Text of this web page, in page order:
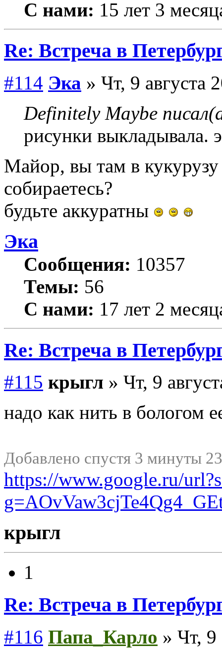
С нами: 15 лет 3
Re: Встреча в
#114 Эка » Чт, 9 августа
Definitely Maybe
рисунки выкладывала.
Майор, вы там в
собираетесь?
будьте аккуратны
Эка
Сообщения: 10357
Темы: 56
С нами: 17 лет 2
Re: Встреча в
#115 крыгл » Чт, 9
надо как нить в бологом
Добавлено спустя 3 минуты
https://www.google.ru/
крыгл
1
Re: Встреча в
#116 Папа_Карло » Чт, 9